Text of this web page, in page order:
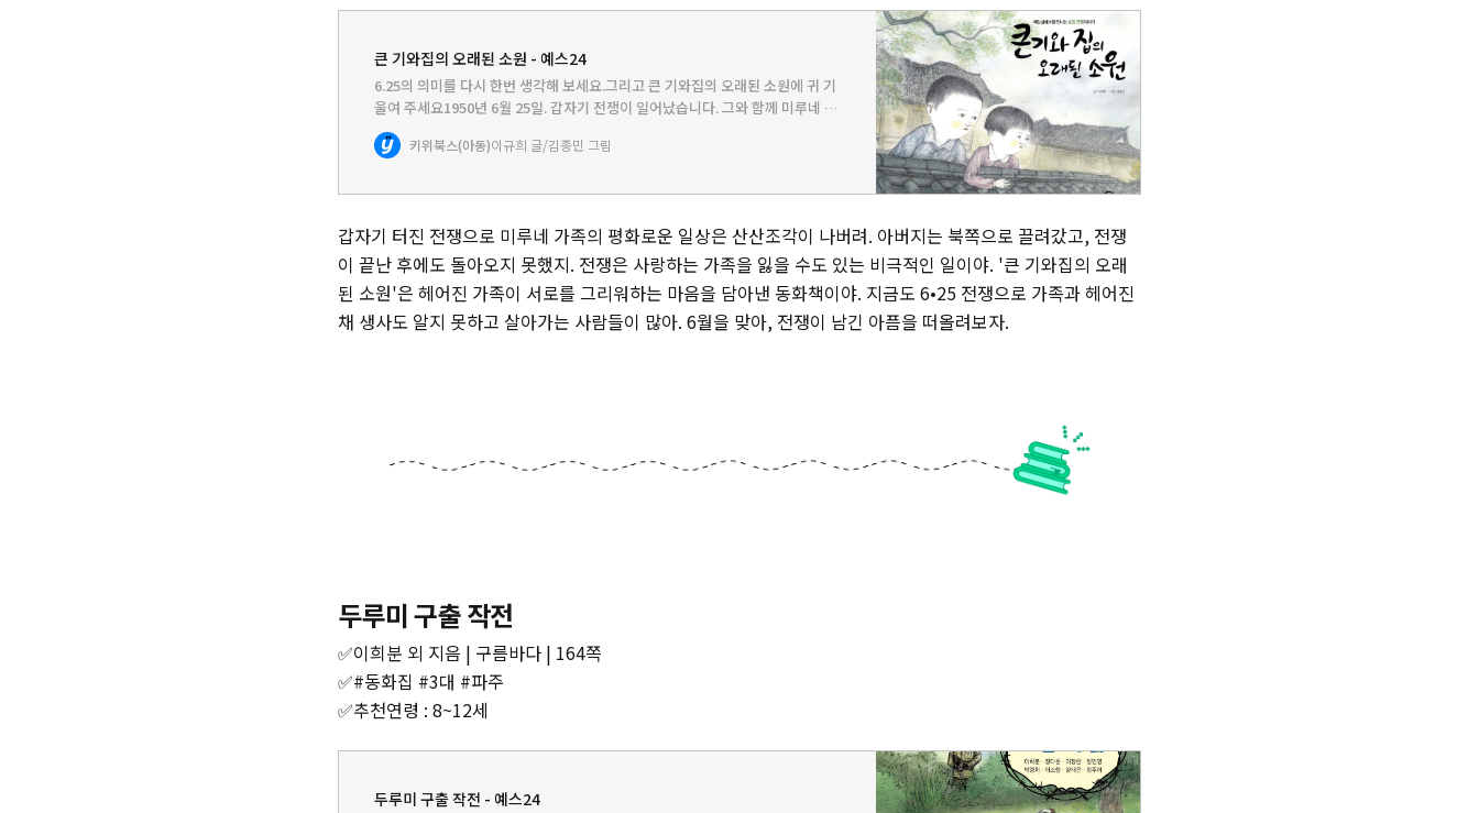
큰 기와집의 오래된 소원 - 예스24
6.25의 의미를 다시 한번 생각해 보세요.그리고 큰 기와집의 오래된 소원에 귀 기
울여 주세요1950년 6월 25일. 갑자기 전쟁이 일어났습니다. 그와 함께 미루네 가
족의 평화로운 일상도 산산조각이 났지요. 아버지는 북쪽으로 끌려가셨고, 할아
버지는 모진 고문에…
키위북스(아동)이규희 글/김종민 그림
갑자기 터진 전쟁으로 미루네 가족의 평화로운 일상은 산산조각이 나버려. 아버지는 북쪽으로 끌려갔고, 전쟁
이 끝난 후에도 돌아오지 못했지. 전쟁은 사랑하는 가족을 잃을 수도 있는 비극적인 일이야. '큰 기와집의 오래
된 소원'은 헤어진 가족이 서로를 그리워하는 마음을 담아낸 동화책이야. 지금도 6•25 전쟁으로 가족과 헤어진
채 생사도 알지 못하고 살아가는 사람들이 많아. 6월을 맞아, 전쟁이 남긴 아픔을 떠올려보자.
두루미 구출 작전
✅이희분 외 지음 | 구름바다 | 164쪽
✅#동화집 #3대 #파주
✅추천연령 : 8~12세
두루미 구출 작전 - 예스24